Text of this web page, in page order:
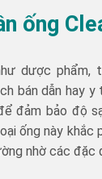
ống
dược phẩm,
bán dẫn hay y
đảm bảo độ
ống này khắc
nhờ các đặc